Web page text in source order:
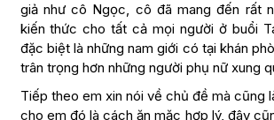
giả như cô Ngọc, cô đã mang đến rất
kiến thức cho tất cả mọi người ở buổi
đặc biệt là những nam giới có tại khán
trân trọng hơn những người phụ nữ xung
Tiếp theo em xin nói về chủ đề mà cũng
cho em đó là cách ăn mặc hợp lý, đây